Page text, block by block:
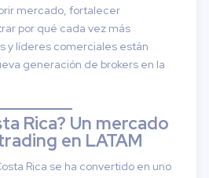
mercado, fortalecer
por qué cada vez más
y líderes comerciales están
generación de brokers en la
Rica? Un mercado
en LATAM
Rica se ha convertido en uno